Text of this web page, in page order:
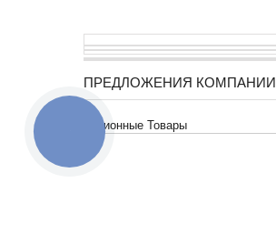
ПРЕДЛОЖЕНИЯ КОМПАНИИ
Акционные Товары